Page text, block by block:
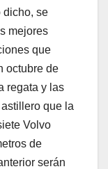
dicho, se
mejores
que
octubre de
regata y las
que la
Volvo
de
serán